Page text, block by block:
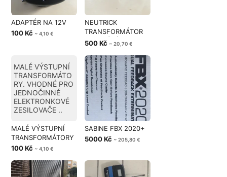
ADAPTÉR NA 12V
100 Kč ~ 4,10 €
NEUTRICK
TRANSFORMÁTOR
REDUKČNÍ
500 Kč ~ 20,70 €
MALÉ VÝSTUPNÍ
TRANSFORMÁTO
RY. VHODNÉ PRO
JEDNOČINNÉ
ELEKTRONKOVÉ
ZESILOVAČE ..
MALÉ VÝSTUPNÍ
TRANSFORMÁTORY
100 Kč ~ 4,10 €
SABINE FBX 2020+
5000 Kč ~ 205,80 €